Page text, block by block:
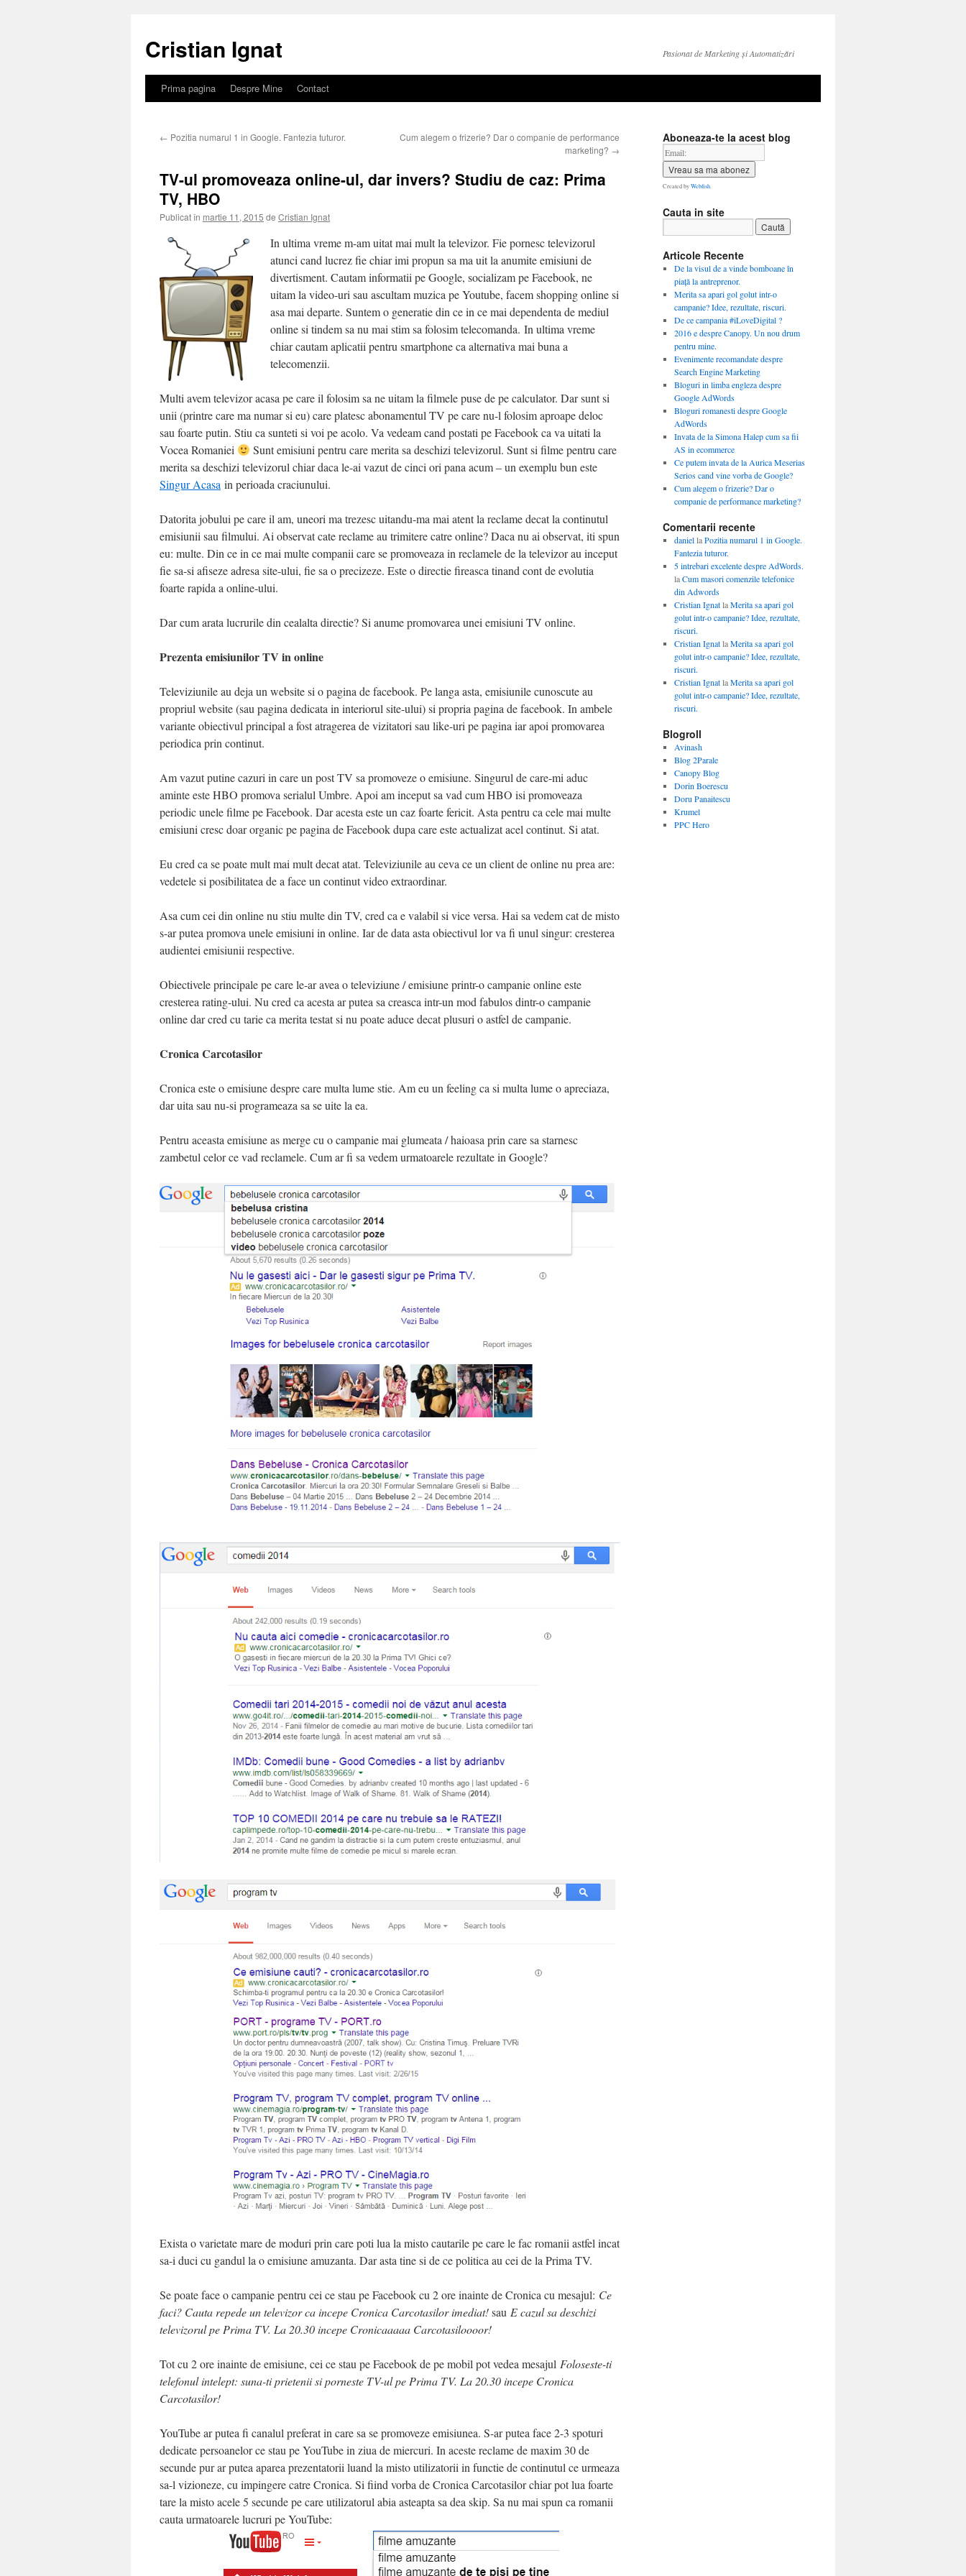
conținut
Cristian Ignat Pasionat de Marketing și Automatizări
Prima pagina Despre Mine Contact
← Pozitia numarul 1 in Google. Fantezia tuturor.
Cum alegem o frizerie? Dar o companie de performance
marketing? →
TV-ul promoveaza online-ul, dar invers? Studiu de caz: Prima
TV, HBO
Publicat în martie 11, 2015 de Cristian Ignat
In ultima vreme m-am uitat mai mult la televizor. Fie pornesc televizorul
atunci cand lucrez fie chiar imi propun sa ma uit la anumite emisiuni de
divertisment. Cautam informatii pe Google, socializam pe Facebook, ne
uitam la video-uri sau ascultam muzica pe Youtube, facem shopping online si
asa mai departe. Suntem o generatie din ce in ce mai dependenta de mediul
online si tindem sa nu mai stim sa folosim telecomanda. In ultima vreme
chiar cautam aplicatii pentru smartphone ca alternativa mai buna a
telecomenzii.
Multi avem televizor acasa pe care il folosim sa ne uitam la filmele puse de pe calculator. Dar sunt si
unii (printre care ma numar si eu) care platesc abonamentul TV pe care nu-l folosim aproape deloc
sau foarte putin. Stiu ca sunteti si voi pe acolo. Va vedeam cand postati pe Facebook ca va uitati la
Vocea Romaniei
Sunt emisiuni pentru care merita sa deschizi televizorul. Sunt si filme pentru care
merita sa deschizi televizorul chiar daca le-ai vazut de cinci ori pana acum – un exemplu bun este
Singur Acasa in perioada craciunului.
Datorita jobului pe care il am, uneori ma trezesc uitandu-ma mai atent la reclame decat la continutul
emisiunii sau filmului. Ai observat cate reclame au trimitere catre online? Daca nu ai observat, iti spun
eu: multe. Din ce in ce mai multe companii care se promoveaza in reclamele de la televizor au inceput
fie sa-si afiseze adresa site-ului, fie sa o precizeze. Este o directie fireasca tinand cont de evolutia
foarte rapida a online-ului.
Dar cum arata lucrurile din cealalta directie? Si anume promovarea unei emisiuni TV online.
Prezenta emisiunilor TV in online
Televiziunile au deja un website si o pagina de facebook. Pe langa asta, emisiunile cunoscute au
propriul website (sau pagina dedicata in interiorul site-ului) si propria pagina de facebook. In ambele
variante obiectivul principal a fost atragerea de vizitatori sau like-uri pe pagina iar apoi promovarea
periodica prin continut.
Am vazut putine cazuri in care un post TV sa promoveze o emisiune. Singurul de care-mi aduc
aminte este HBO promova serialul Umbre. Apoi am inceput sa vad cum HBO isi promoveaza
periodic unele filme pe Facebook. Dar acesta este un caz foarte fericit. Asta pentru ca cele mai multe
emisiuni cresc doar organic pe pagina de Facebook dupa care este actualizat acel continut. Si atat.
Eu cred ca se poate mult mai mult decat atat. Televiziunile au ceva ce un client de online nu prea are:
vedetele si posibilitatea de a face un continut video extraordinar.
Asa cum cei din online nu stiu multe din TV, cred ca e valabil si vice versa. Hai sa vedem cat de misto
s-ar putea promova unele emisiuni in online. Iar de data asta obiectivul lor va fi unul singur: cresterea
audientei emisiunii respective.
Obiectivele principale pe care le-ar avea o televiziune / emisiune printr-o campanie online este
cresterea rating-ului. Nu cred ca acesta ar putea sa creasca intr-un mod fabulos dintr-o campanie
online dar cred cu tarie ca merita testat si nu poate aduce decat plusuri o astfel de campanie.
Cronica Carcotasilor
Cronica este o emisiune despre care multa lume stie. Am eu un feeling ca si multa lume o apreciaza,
dar uita sau nu-si programeaza sa se uite la ea.
Pentru aceasta emisiune as merge cu o campanie mai glumeata / haioasa prin care sa starnesc
zambetul celor ce vad reclamele. Cum ar fi sa vedem urmatoarele rezultate in Google?
Exista o varietate mare de moduri prin care poti lua la misto cautarile pe care le fac romanii astfel incat
sa-i duci cu gandul la o emisiune amuzanta. Dar asta tine si de ce politica au cei de la Prima TV.
Se poate face o campanie pentru cei ce stau pe Facebook cu 2 ore inainte de Cronica cu mesajul: Ce
faci? Cauta repede un televizor ca incepe Cronica Carcotasilor imediat!sau E cazul sa deschizi
televizorul pe Prima TV. La 20.30 incepe Cronicaaaaa Carcotasiloooor!
Tot cu 2 ore inainte de emisiune, cei ce stau pe Facebook de pe mobil pot vedea mesajul Foloseste-ti
telefonul intelept: suna-ti prietenii si porneste TV-ul pe Prima TV. La 20.30 incepe Cronica
Carcotasilor!
YouTube ar putea fi canalul preferat in care sa se promoveze emisiunea. S-ar putea face 2-3 spoturi
dedicate persoanelor ce stau pe YouTube in ziua de miercuri. In aceste reclame de maxim 30 de
secunde pur ar putea aparea prezentatorii luand la misto utilizatorii in functie de continutul ce urmeaza
sa-l vizioneze, cu impingere catre Cronica. Si fiind vorba de Cronica Carcotasilor chiar pot lua foarte
tare la misto acele 5 secunde pe care utilizatorul abia asteapta sa dea skip. Sa nu mai spun ca romanii
cauta urmatoarele lucruri pe YouTube:
Aboneaza-te la acest blog
Created byWebfish.
Cauta in site
Articole Recente
De la visul de a vinde bomboane în
piață la antreprenor.
Merita sa apari gol golut intr-o
campanie? Idee, rezultate, riscuri.
De ce campania #iLoveDigital ?
2016 e despre Canopy. Un nou drum
pentru mine.
Evenimente recomandate despre
Search Engine Marketing
Bloguri in limba engleza despre
Google AdWords
Bloguri romanesti despre Google
AdWords
Invata de la Simona Halep cum sa fii
AS in ecommerce
Ce putem invata de la Aurica Meserias
Serios cand vine vorba de Google?
Cum alegem o frizerie? Dar o
companie de performance marketing?
Comentarii recente
daniellaPozitia numarul 1 in Google.
Fantezia tuturor.
5 intrebari excelente despre AdWords.
laCum masori comenzile telefonice
din Adwords
Cristian IgnatlaMerita sa apari gol
golut intr-o campanie? Idee, rezultate,
riscuri.
Cristian IgnatlaMerita sa apari gol
golut intr-o campanie? Idee, rezultate,
riscuri.
Cristian IgnatlaMerita sa apari gol
golut intr-o campanie? Idee, rezultate,
riscuri.
Blogroll
Avinash
Blog 2Parale
Canopy Blog
Dorin Boerescu
Doru Panaitescu
Krumel
PPC Hero